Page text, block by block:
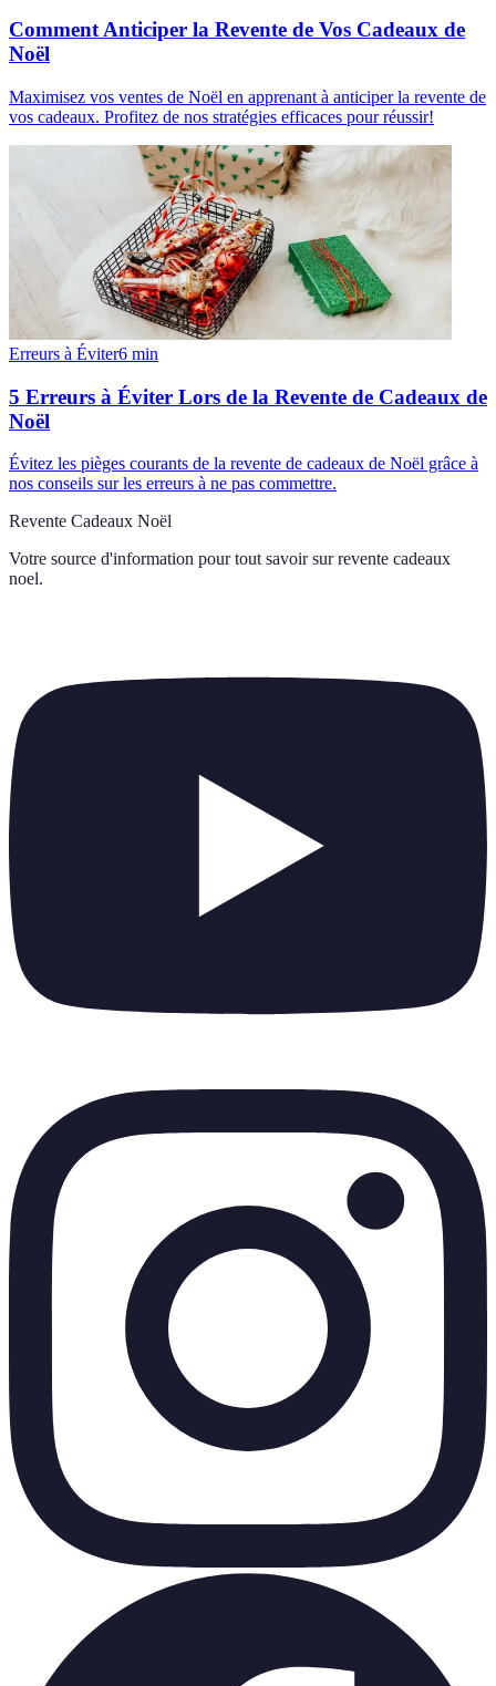
Comment Anticiper la Revente de Vos Cadeaux de
Noël
Maximisez vos ventes de Noël en apprenant à anticiper la revente de
vos cadeaux. Profitez de nos stratégies efficaces pour réussir!
Erreurs à Éviter6 min
5 Erreurs à Éviter Lors de la Revente de Cadeaux de
Noël
Évitez les pièges courants de la revente de cadeaux de Noël grâce à
nos conseils sur les erreurs à ne pas commettre.
Revente Cadeaux Noël
Votre source d'information pour tout savoir sur revente cadeaux
noel.